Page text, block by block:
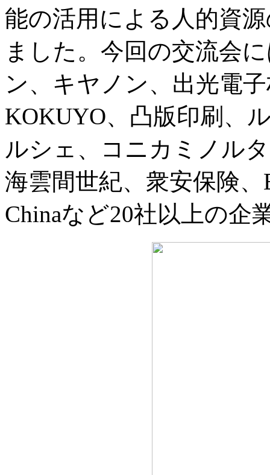
能の活用による人的資
ました。今回の交流会
ン、キヤノン、出光電
KOKUYO、凸版印刷、
ルシェ、コニカミノル
海雲間世紀、衆安保険、
Chinaなど20社以上の企